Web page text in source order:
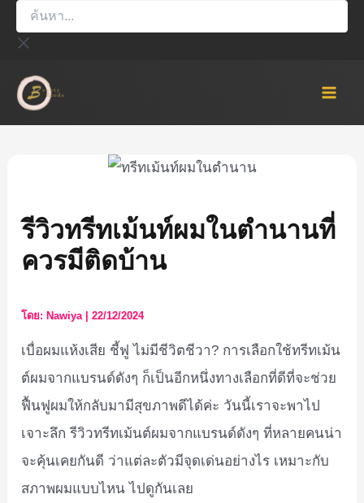
ค้นหา...
รีวิวทรีทเม้นท์ผมในตำนานที่
ควรมีติดบ้าน
โดย: Nawiya |22/12/2024
เบื่อผมแห้งเสีย ชี้ฟู ไม่มีชีวิตชีวา? การเลือกใช้ทรีทเม้น
ต์ผมจากแบรนด์ดังๆ ก็เป็นอีกหนึ่งทางเลือกที่ดีที่จะช่วย
ฟื้นฟูผมให้กลับมามีสุขภาพดีได้ค่ะ วันนี้เราจะพาไป
เจาะลึก รีวิวทรีทเม้นต์ผมจากแบรนด์ดังๆ ที่หลายคนน่า
จะคุ้นเคยกันดี ว่าแต่ละตัวมีจุดเด่นอย่างไร เหมาะกับ
สภาพผมแบบไหน ไปดูกันเลย